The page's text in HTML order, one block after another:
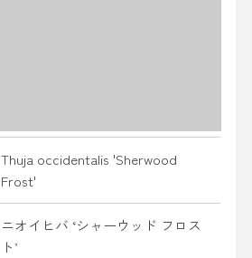
Thuja occidentalis 'Sherwood
Frost'
ニオイヒバ ‘シャーウッド フロス
ト’